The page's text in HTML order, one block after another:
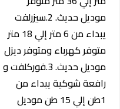
موديل حديث. 2.سيزرلفت
يبداء من 6 متر إلي 18 متر
متوفر كهرباء ومتوفر ديزل
موديل حديث. 3.فوركلفت و
رافعة شوكية يبداء من
1طن إلي 15 طن موديل